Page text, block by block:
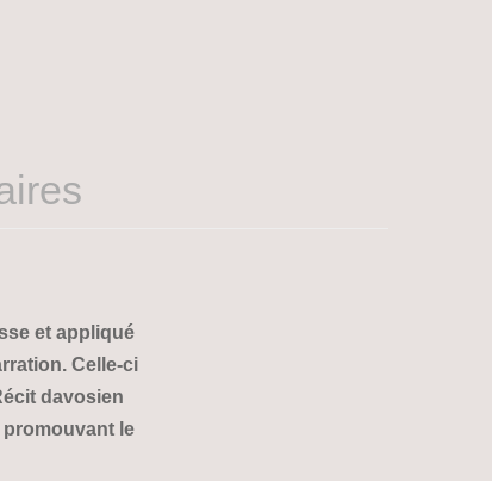
et appliqué
Celle-ci
davosien
promouvant le